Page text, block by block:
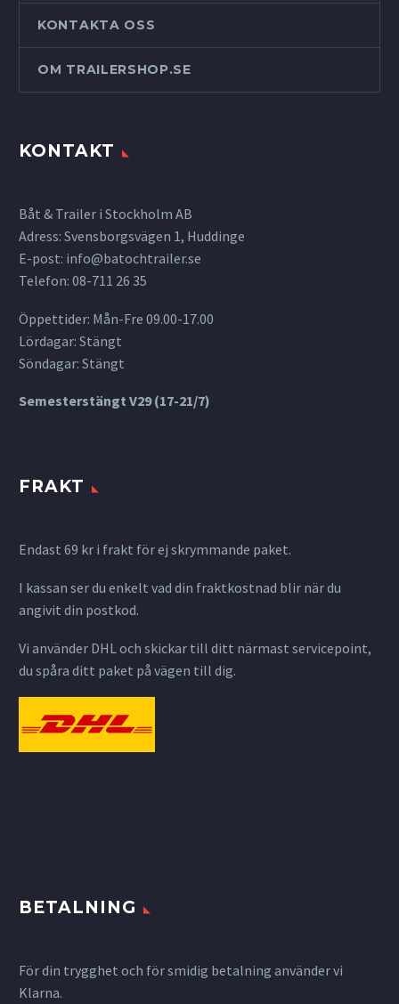
KONTAKTA OSS
OM TRAILERSHOP.SE
KONTAKT
Båt & Trailer i Stockholm AB
Adress: Svensborgsvägen 1, Huddinge
E-post: info@batochtrailer.se
Telefon: 08-711 26 35
Öppettider: Mån-Fre 09.00-17.00
Lördagar: Stängt
Söndagar: Stängt
Semesterstängt V29 (17-21/7)
FRAKT
Endast 69 kr i frakt för ej skrymmande paket.
I kassan ser du enkelt vad din fraktkostnad blir när du
angivit din postkod.
Vi använder DHL och skickar till ditt närmast servicepoint,
du spåra ditt paket på vägen till dig.
BETALNING
För din trygghet och för smidig betalning använder vi
Klarna.